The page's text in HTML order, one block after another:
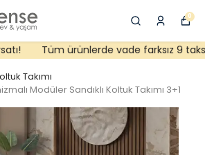
0
Tüm ürünlerde vade farksız 9 taksit
Takımı
Modüler Sandıklı Koltuk Takımı 3+1